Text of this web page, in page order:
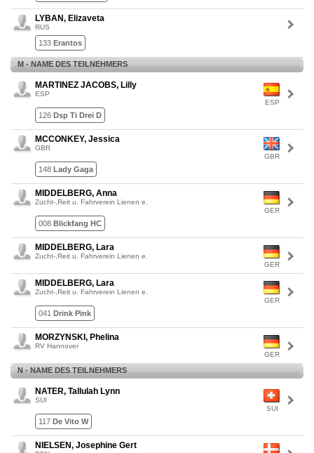
LYBAN, Elizaveta
RUS
133 Erantos
M - NAME DES TEILNEHMERS
ESP
MARTINEZ JACOBS, Lilly
ESP
126 Dsp Ti Drei D
GBR
MCCONKEY, Jessica
GBR
148 Lady Gaga
GER
MIDDELBERG, Anna
Zucht-,Reit u. Fahrverein Lienen e.
008 Blickfang HC
GER
MIDDELBERG, Lara
Zucht-,Reit u. Fahrverein Lienen e.
GER
MIDDELBERG, Lara
Zucht-,Reit u. Fahrverein Lienen e.
041 Drink Pink
GER
MORZYNSKI, Phelina
RV Hannover
N - NAME DES TEILNEHMERS
SUI
NATER, Tallulah Lynn
SUI
117 De Vito W
NIELSEN, Josephine Gert